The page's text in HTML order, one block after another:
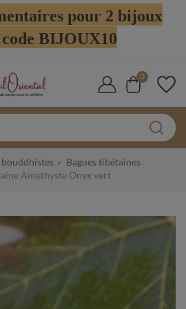
pour 2 bijoux
code BIJOUX10
0
Bagues tibétaines
Amethyste Onyx vert